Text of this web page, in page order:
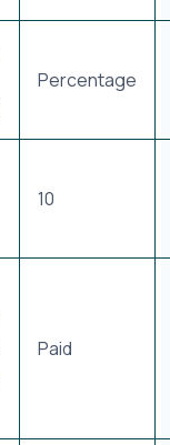
Percentage
10
Paid